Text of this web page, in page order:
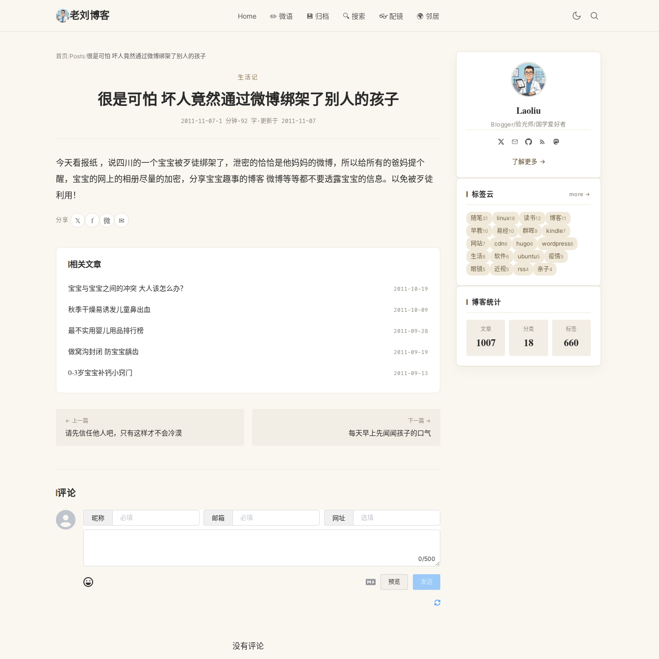
老刘博客 Home ✏️ 微语 💾 归档 🔍 搜索 👓 配镜 🌍 邻居
首页/Posts/很是可怕 坏人竟然通过微博绑架了别人的孩子
生活记
很是可怕 坏人竟然通过微博绑架了别人的孩子
2011-11-07· 1 分钟· 92 字 · 更新于 2011-11-07
今天看报纸 ，说四川的一个宝宝被歹徒绑架了，泄密的恰恰是他妈妈的微博，所以给所有的爸妈提个
醒，宝宝的网上的相册尽量的加密，分享宝宝趣事的博客 微博等等都不要透露宝宝的信息。以免被歹徒
利用！
分享 𝕏 f 微 ✉
相关文章
宝宝与宝宝之间的冲突 大人该怎么办？ 2011-10-19
秋季干燥易诱发儿童鼻出血 2011-10-09
最不实用婴儿用品排行榜 2011-09-28
做窝沟封闭 防宝宝龋齿 2011-09-19
0-3岁宝宝补钙小窍门 2011-09-13
← 上一篇
请先信任他人吧，只有这样才不会冷漠
下一篇 →
每天早上先闻闻孩子的口气
评论
昵称 邮箱 网址
0/500
预览 发送
没有评论
Laoliu
Blogger/验光师/国学爱好者
了解更多 →
标签云 more →
随笔31 linux16 读书12 博客11
早教10 易经10 群晖9 kindle7
网站7 cdn6 hugo6 wordpress6
生活6 软件6 ubuntu5 疫情5
眼镜5 近视5 rss4 亲子4
博客统计
文章
1007
分类
18
标签
660